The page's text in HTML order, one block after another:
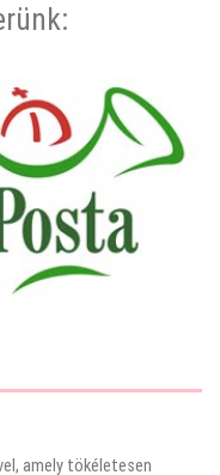
amely tökéletesen